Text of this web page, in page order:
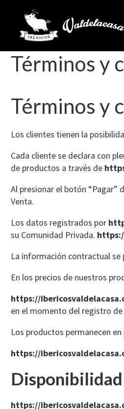
Términos y
Términos y
Los clientes tienen la
Cada cliente se declara con
de productos a través de
Al presionar el botón “Pagar”
Venta.
Los datos registrados por
su Comunidad Privada.
La información contractual
En los precios de nuestros
https://
en el momento del registro
Los productos permanecen
https://
Disponibilidad
https://